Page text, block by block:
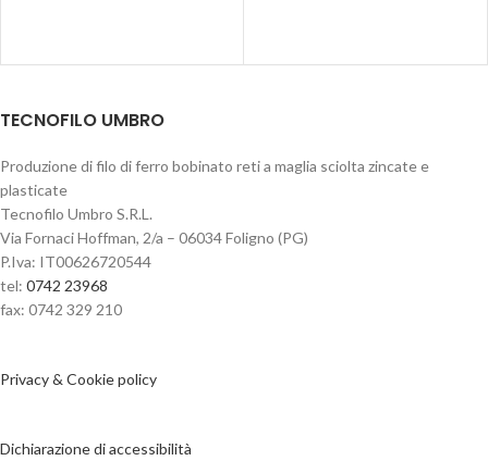
TECNOFILO UMBRO
Produzione di filo di ferro bobinato reti a maglia sciolta zincate e
plasticate
Tecnofilo Umbro S.R.L.
Via Fornaci Hoffman, 2/a – 06034 Foligno (PG)
P.Iva: IT00626720544
tel: 0742 23968
fax: 0742 329 210
Privacy & Cookie policy
Dichiarazione di accessibilità